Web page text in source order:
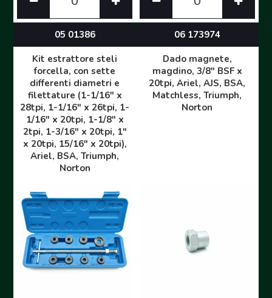
05 01386
Kit estrattore steli
forcella, con sette
differenti diametri e
filettature (1-1/16" x
28tpi, 1-1/16" x 26tpi, 1-
1/16" x 20tpi, 1-1/8" x
2tpi, 1-3/16" x 20tpi, 1"
x 20tpi, 15/16" x 20tpi),
Ariel, BSA, Triumph,
Norton
06 173974
Dado magnete,
magdino, 3/8" BSF x
20tpi, Ariel, AJS, BSA,
Matchless, Triumph,
Norton